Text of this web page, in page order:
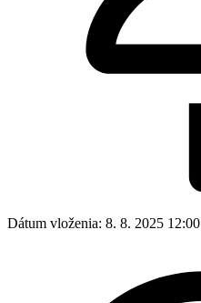
Dátum vloženia: 8. 8. 2025 12:00